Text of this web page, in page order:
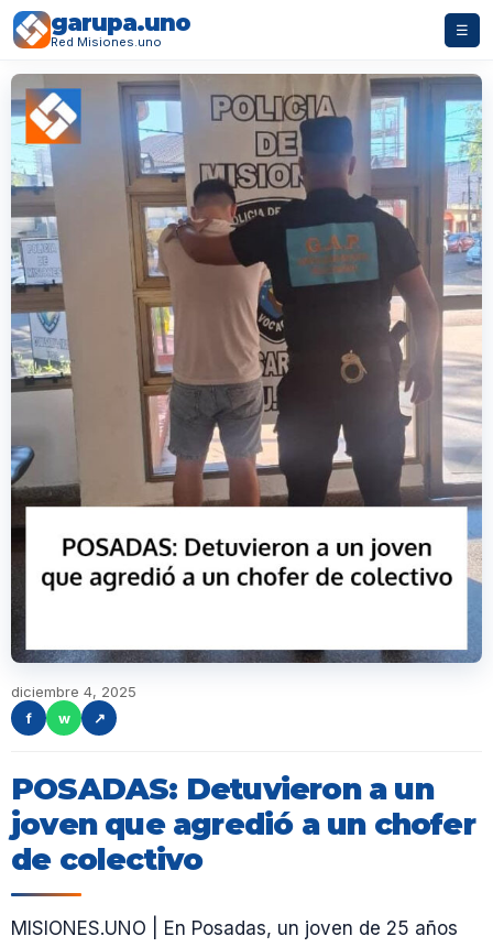
garupa.uno
Red Misiones.uno
☰
diciembre 4, 2025
f
w ↗
POSADAS: Detuvieron a un
joven que agredió a un chofer
de colectivo
MISIONES.UNO | En Posadas, un joven de 25 años